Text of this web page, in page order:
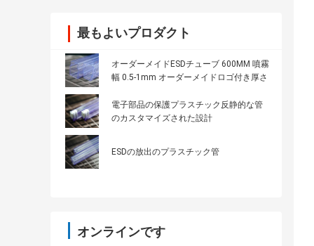
最もよいプロダクト
オーダーメイドESDチューブ 600MM 噴霧
幅 0.5-1mm オーダーメイドロゴ付き厚さ
電子部品の保護プラスチック反静的な管
のカスタマイズされた設計
ESDの放出のプラスチック管
オンラインです